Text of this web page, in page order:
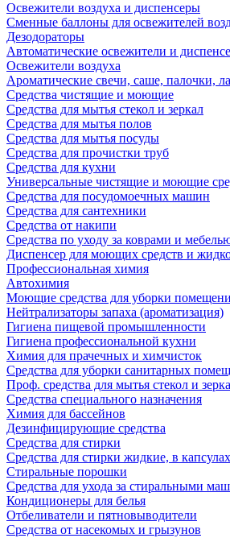
Освежители воздуха и диспенсеры
Сменные баллоны для освежителей
Дезодораторы
Автоматические освежители и
Освежители воздуха
Ароматические свечи, саше, палочки,
Средства чистящие и моющие
Средства для мытья стекол и зеркал
Средства для мытья полов
Средства для мытья посуды
Средства для прочистки труб
Средства для кухни
Универсальные чистящие и моющие
Средства для посудомоечных машин
Средства для сантехники
Средства от накипи
Средства по уходу за коврами и
Диспенсер для моющих средств и
Профессиональная химия
Автохимия
Моющие средства для уборки
Нейтрализаторы запаха (ароматизация)
Гигиена пищевой промышленности
Гигиена профессиональной кухни
Химия для прачечных и химчисток
Средства для уборки санитарных
Проф. средства для мытья стекол и
Средства специального назначения
Химия для бассейнов
Дезинфицирующие средства
Средства для стирки
Средства для стирки жидкие, в капсулах
Стиральные порошки
Средства для ухода за стиральными
Кондиционеры для белья
Отбеливатели и пятновыводители
Средства от насекомых и грызунов